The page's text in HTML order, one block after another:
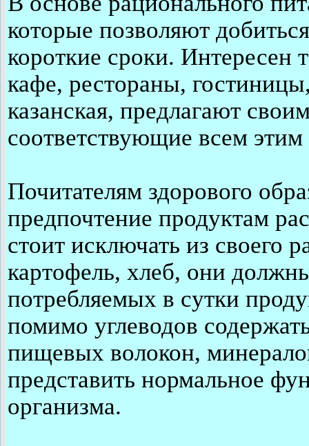
которые позволяют
короткие сроки. Интересен
кафе, рестораны,
казанская, предлагают
соответствующие всем
Почитателям здорового
предпочтение продуктам
стоит исключать из своего
картофель, хлеб, они
потребляемых в сутки
помимо углеводов
пищевых волокон,
представить нормальное
организма.